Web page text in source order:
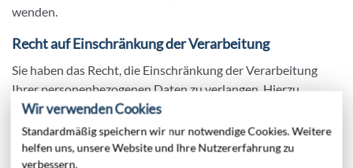
wenden.
Recht auf Einschränkung der Verarbeitung
Sie haben das Recht, die Einschränkung der Verarbeitung
Ihrer personenbezogenen Daten zu verlangen. Hierzu
können Sie sich jederzeit unter der im Impressum
angegebenen Adresse an uns wenden. Das Recht auf
Einschränkung der Verarbeitung besteht in folgenden Fällen:
Wir verwenden Cookies
Standardmäßig speichern wir nur notwendige Cookies. Weitere
helfen uns, unsere Website und Ihre Nutzererfahrung zu
verbessern.